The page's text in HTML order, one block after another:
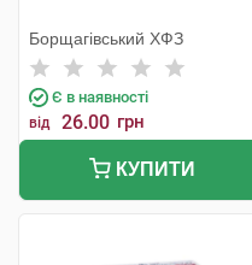
Борщагівський ХФЗ
Є в наявності
від 26.00 грн
КУПИТИ